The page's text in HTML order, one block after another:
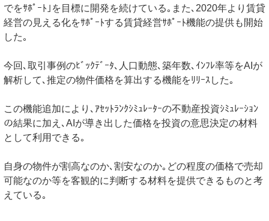
でをｻﾎﾟｰﾄ｣を目標に開発を続けている｡また､2020年より賃貸
経営の見える化をｻﾎﾟｰﾄする賃貸経営ｻﾎﾟｰﾄ機能の提供も開始
した｡
今回､取引事例のﾋﾞｯｸﾃﾞｰﾀ､人口動態､築年数､ｲﾝﾌﾚ率等をAIが
解析して､推定の物件価格を算出する機能をﾘﾘｰｽした｡
この機能追加により､ｱｾｯﾄﾗﾝｸｼﾐｭﾚｰﾀｰの不動産投資ｼﾐｭﾚｰｼｮﾝ
の結果に加え､AIが導き出した価格を投資の意思決定の材料
として利用できる｡
自身の物件が割高なのか､割安なのか｡どの程度の価格で売却
可能なのか等を客観的に判断する材料を提供できるものと考
えている｡